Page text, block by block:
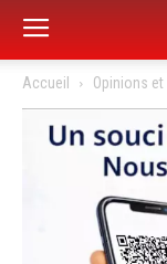
Accueil Opinions